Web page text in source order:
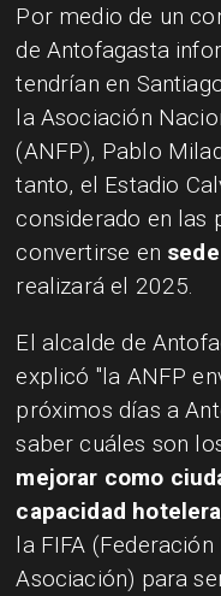
Por medio de un
de Antofagasta
tendrían en
la Asociación
(ANFP), Pablo
tanto, el Estadio
considerado en las
convertirse en
realizará el 2025.
El alcalde de
explicó "la ANFP
próximos días a
saber cuáles son
mejorar como
capacidad hotelera
la FIFA
Asociación) para